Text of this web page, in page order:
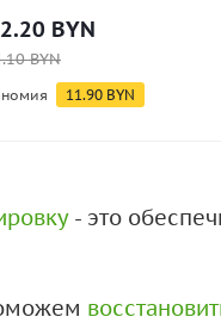
BYN
BYN
11.90 BYN
- это